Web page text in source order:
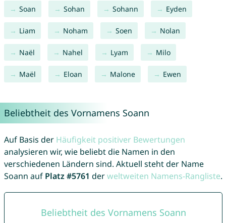
Soan Sohan Sohann Eyden
Liam Noham Soen Nolan
Naël Nahel Lyam Milo
Maël Eloan Malone Ewen
Beliebtheit des Vornamens Soann
Auf Basis der Häufigkeit positiver Bewertungen
analysieren wir, wie beliebt die Namen in den
verschiedenen Ländern sind. Aktuell steht der Name
Soann auf Platz #5761 derweltweiten Namens-Rangliste.